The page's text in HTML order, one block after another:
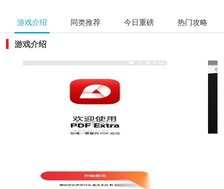
游戏介绍 同类推荐 今日重磅 热门攻略
游戏介绍